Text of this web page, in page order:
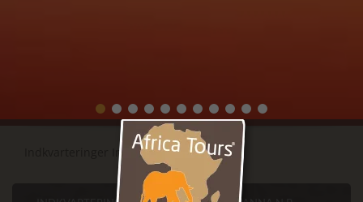
Indkvarteringer Indien Nagpur